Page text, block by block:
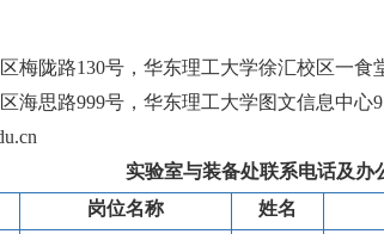
梅陇路130号，华东理工大学徐汇校区一食
海思路999号，华东理工大学图文信息中心
实验室与装备处联系电话及办
岗位名称 姓名